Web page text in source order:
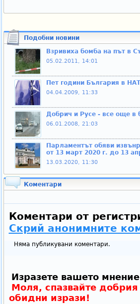
Подобни новини
Взривиха бомба на път в
05.02.2011, 14:01
Пет години България в
04.04.2009, 11:33
Добрич и Русе - все още в
06.01.2008, 21:03
Парламентът обяви
от 13 март 2020 г. до 13
13.03.2020, 11:30
Коментари
Коментари от
Скрий анонимните
Няма публикувани коментари.
Изразете вашето
Моля, спазвайте добрия
обидни изрази!